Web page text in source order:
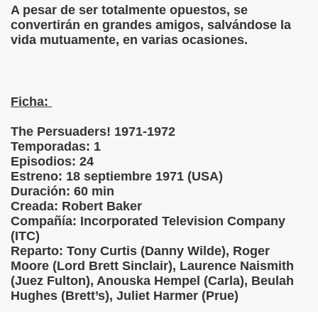
A pesar de ser totalmente opuestos, se
convertirán en grandes amigos, salvándose la
vida mutuamente, en varias ocasiones.
Ficha:
The Persuaders! 1971-1972
Temporadas: 1
Episodios: 24
Estreno: 18 septiembre 1971 (USA)
Duración: 60 min
Creada: Robert Baker
Compañía: Incorporated Television Company
(ITC)
Reparto: Tony Curtis (Danny Wilde), Roger
Moore (Lord Brett Sinclair), Laurence Naismith
(Juez Fulton), Anouska Hempel (Carla), Beulah
Hughes (Brett’s), Juliet Harmer (Prue)